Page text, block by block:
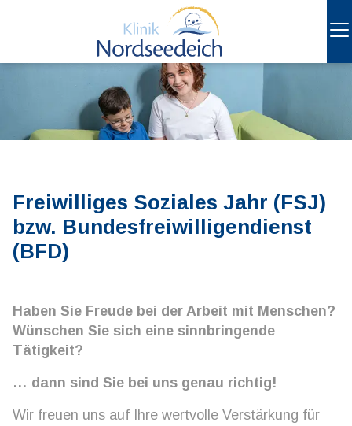
Freiwilliges Soziales Jahr (FSJ)
bzw. Bundesfreiwilligendienst
(BFD)
Haben Sie Freude bei der Arbeit mit Menschen?
Wünschen Sie sich eine sinnbringende
Tätigkeit?
… dann sind Sie bei uns genau richtig!
Wir freuen uns auf Ihre wertvolle Verstärkung für